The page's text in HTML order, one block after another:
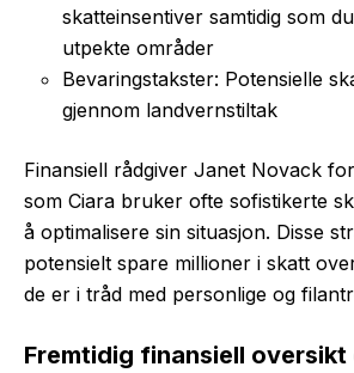
skatteinsentiver samtidig som
utpekte områder
Bevaringstakster: Potensielle
gjennom landvernstiltak
Finansiell rådgiver Janet Novack
som Ciara bruker ofte sofistikerte
å optimalisere sin situasjon. Disse
potensielt spare millioner i skatt
de er i tråd med personlige og
Fremtidig finansiell